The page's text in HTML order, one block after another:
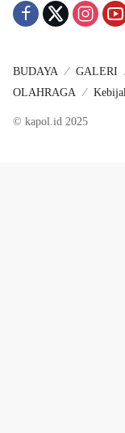
BUDAYA GALERI
OLAHRAGA
© kapol.id 2025